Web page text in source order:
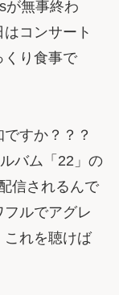
が無事終わ
コンサート
くり食事で
すか？？？
バム「22」の
信されるんで
ルでアグレ
これを聴けば